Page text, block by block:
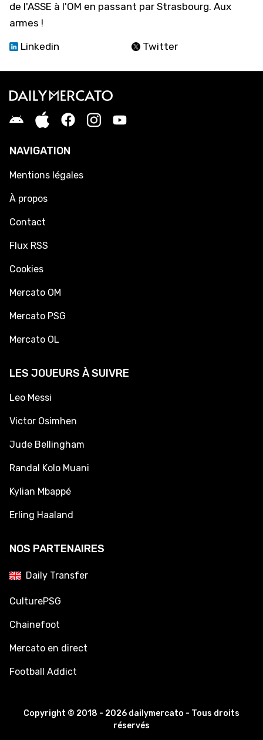
de l'ASSE à l'OM en passant par Strasbourg. Aux
armes !
Linkedin
Twitter
NAVIGATION
Mentions légales
À propos
Contact
Flux RSS
Cookies
Mercato OM
Mercato PSG
Mercato OL
LES JOUEURS À SUIVRE
Leo Messi
Victor Osimhen
Jude Bellingham
Randal Kolo Muani
Kylian Mbappé
Erling Haaland
NOS PARTENAIRES
Daily Transfer
CulturePSG
Chainefoot
Mercato en direct
Football Addict
Copyright © 2018 - 2026 dailymercato - Tous droits
réservés